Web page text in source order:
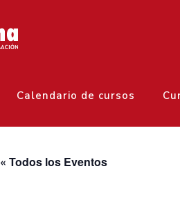
Calendario de cursos
« Todos los Eventos